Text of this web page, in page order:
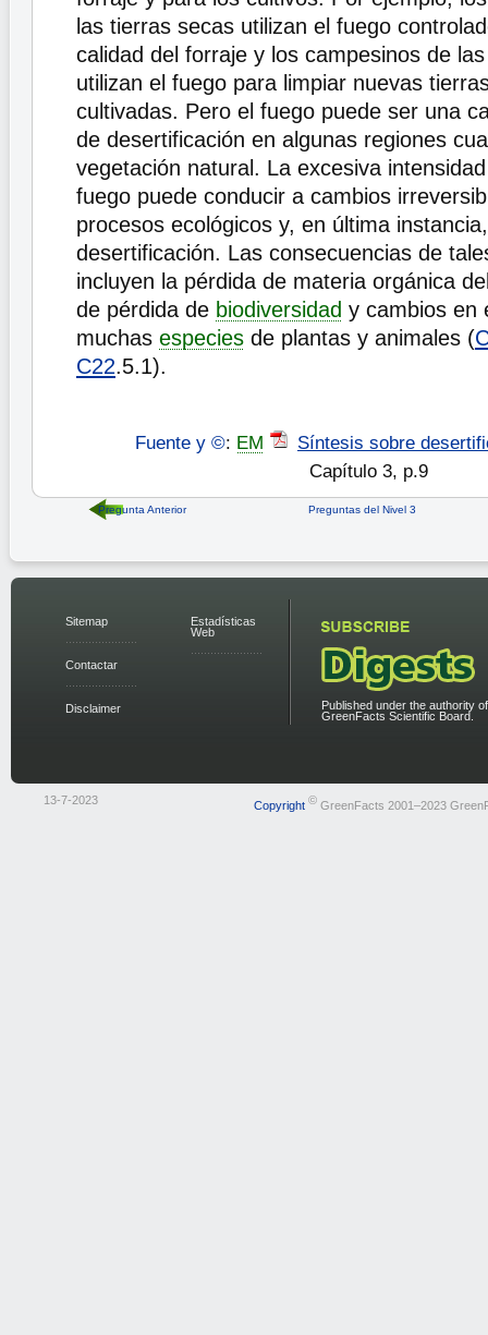
las tierras secas utilizan el fuego
calidad del forraje y los campesinos de
utilizan el fuego para limpiar nuevas
cultivadas. Pero el fuego puede ser una
de desertificación en algunas regiones
vegetación natural. La excesiva
fuego puede conducir a cambios
procesos ecológicos y, en última
desertificación. Las consecuencias de
incluyen la pérdida de materia orgánica
de pérdida de biodiversidad y cambios en
muchas especies de plantas y animales (
C22.5.1).
Fuente y ©: EM
Síntesis sobre
Capítulo 3, p.9
Pregunta Anterior Preguntas del Nivel 3
Sitemap
Contactar
Disclaimer
Estadísticas
Web
Published under the authority
GreenFacts Scientific Board.
13-7-2023 Copyright ©GreenFacts 2001–2023